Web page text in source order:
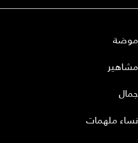
موضة
مشاهير
جمال
نساء ملهمات